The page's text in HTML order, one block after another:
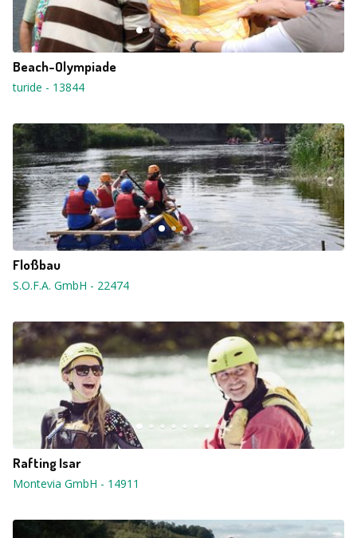
Beach-Olympiade
turide - 13844
Floßbau
S.O.F.A. GmbH - 22474
Rafting Isar
Montevia GmbH - 14911